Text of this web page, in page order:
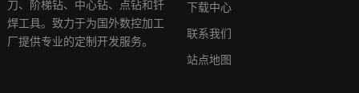
刀、阶梯钻、中心钻、点钻和钎
焊工具。致力于为国外数控加工
厂提供专业的定制开发服务。
下载中心
联系我们
站点地图